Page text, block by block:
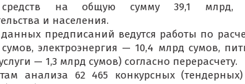
на общую сумму 39,1 млрд,
и населения.
предписаний ведутся работы по
электроэнергия — 10,4 млрд сумов,
— 1,3 млрд сумов) согласно перерасчету.
анализа 62 465 конкурсных